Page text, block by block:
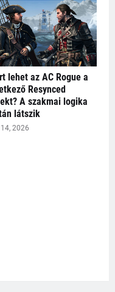
lehet az AC Rogue a
Resynced
A szakmai logika
látszik
2026